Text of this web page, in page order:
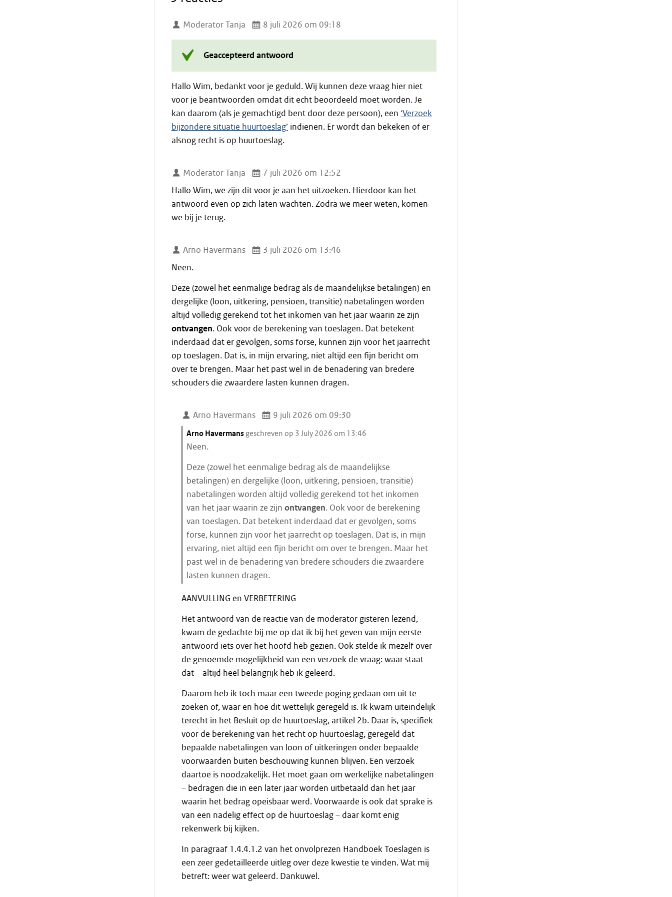
Moderator Tanja 8 juli 2026 om 09:18
Geaccepteerd antwoord
Hallo Wim, bedankt voor je geduld. Wij kunnen deze vraag hier niet
voor je beantwoorden omdat dit echt beoordeeld moet worden. Je
kan daarom (als je gemachtigd bent door deze persoon), een ‘Verzoek
bijzondere situatie huurtoeslag’indienen. Er wordt dan bekeken of er
alsnog recht is op huurtoeslag.
Moderator Tanja
7 juli 2026 om 12:52
Hallo Wim, we zijn dit voor je aan het uitzoeken. Hierdoor kan het
antwoord even op zich laten wachten. Zodra we meer weten, komen
we bij je terug.
Arno Havermans
3 juli 2026 om 13:46
Neen.
Deze (zowel het eenmalige bedrag als de maandelijkse betalingen) en
dergelijke (loon, uitkering, pensioen, transitie) nabetalingen worden
altijd volledig gerekend tot het inkomen van het jaar waarin ze zijn
ontvangen. Ook voor de berekening van toeslagen. Dat betekent
inderdaad dat er gevolgen, soms forse, kunnen zijn voor het jaarrecht
op toeslagen. Dat is, in mijn ervaring, niet altijd een fijn bericht om
over te brengen. Maar het past wel in de benadering van bredere
schouders die zwaardere lasten kunnen dragen.
Arno Havermans 9 juli 2026 om 09:30
Citaat
starten
Arno Havermans geschreven op 3 July 2026 om 13:46
Neen.
Deze (zowel het eenmalige bedrag als de maandelijkse
betalingen) en dergelijke (loon, uitkering, pensioen, transitie)
nabetalingen worden altijd volledig gerekend tot het inkomen
van het jaar waarin ze zijn ontvangen. Ook voor de berekening
van toeslagen. Dat betekent inderdaad dat er gevolgen, soms
forse, kunnen zijn voor het jaarrecht op toeslagen. Dat is, in mijn
ervaring, niet altijd een fijn bericht om over te brengen. Maar het
past wel in de benadering van bredere schouders die zwaardere
lasten kunnen dragen.
citaat
AANVULLING en VERBETERING
Het antwoord van de reactie van de moderator gisteren lezend,
kwam de gedachte bij me op dat ik bij het geven van mijn eerste
antwoord iets over het hoofd heb gezien. Ook stelde ik mezelf over
de genoemde mogelijkheid van een verzoek de vraag: waar staat
dat – altijd heel belangrijk heb ik geleerd.
Daarom heb ik toch maar een tweede poging gedaan om uit te
zoeken of, waar en hoe dit wettelijk geregeld is. Ik kwam uiteindelijk
terecht in het Besluit op de huurtoeslag, artikel 2b. Daar is, specifiek
voor de berekening van het recht op huurtoeslag, geregeld dat
bepaalde nabetalingen van loon of uitkeringen onder bepaalde
voorwaarden buiten beschouwing kunnen blijven. Een verzoek
daartoe is noodzakelijk. Het moet gaan om werkelijke nabetalingen
– bedragen die in een later jaar worden uitbetaald dan het jaar
waarin het bedrag opeisbaar werd. Voorwaarde is ook dat sprake is
van een nadelig effect op de huurtoeslag – daar komt enig
rekenwerk bij kijken.
In paragraaf 1.4.4.1.2 van het onvolprezen Handboek Toeslagen is
een zeer gedetailleerde uitleg over deze kwestie te vinden. Wat mij
betreft: weer wat geleerd. Dankuwel.